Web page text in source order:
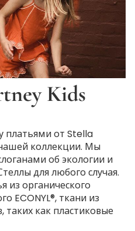
Kids
платьями от Stella
коллекции. Мы
об экологии и
для любого случая.
из органического
ECONYL®, ткани из
как пластиковые